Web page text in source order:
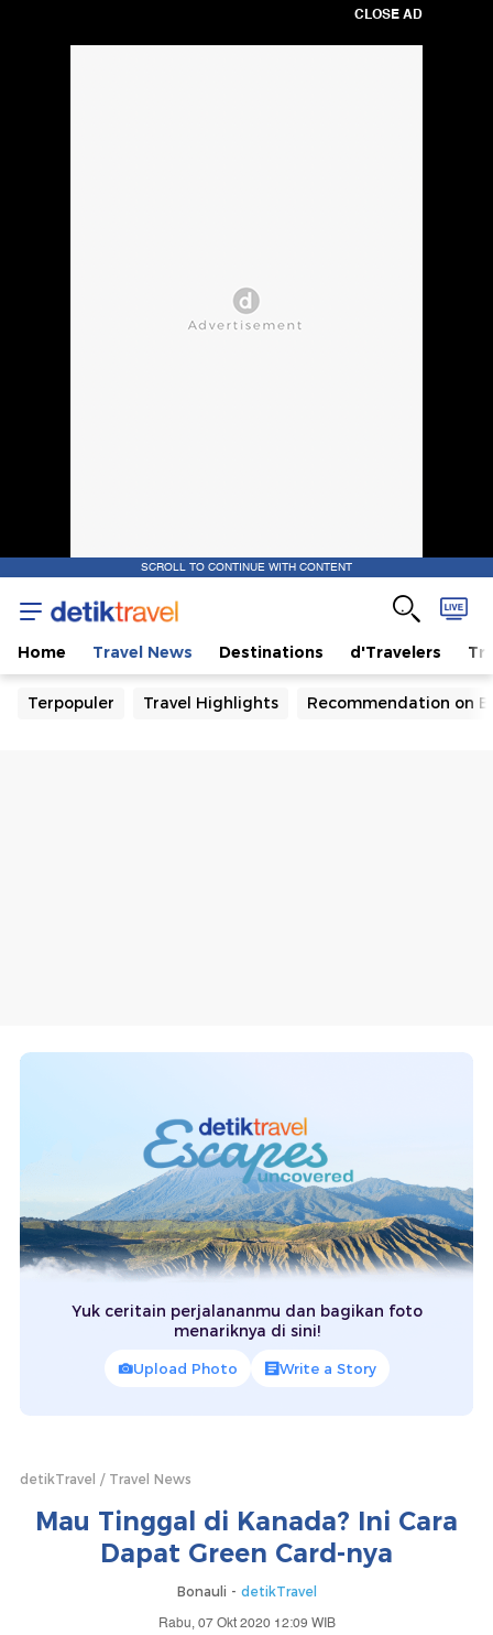
CLOSE AD
SCROLL TO CONTINUE WITH CONTENT
Home Travel News Destinations d'Travelers
Terpopuler Travel Highlights Recommendation on
Yuk ceritain perjalananmu dan bagikan foto
menariknya di sini!
Upload Photo Write a Story
detikTravel Travel News
Mau Tinggal di Kanada? Ini Cara
Dapat Green Card-nya
Bonauli - detikTravel
Rabu, 07 Okt 2020 12:09 WIB